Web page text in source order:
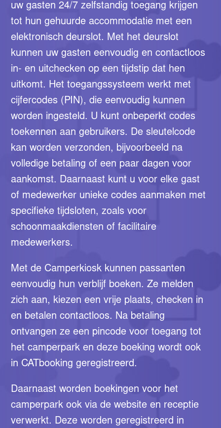
uw gasten 24/7 zelfstandig toegang krijgen
tot hun gehuurde accommodatie met een
elektronisch deurslot. Met het deurslot
kunnen uw gasten eenvoudig en contactloos
in- en uitchecken op een tijdstip dat hen
uitkomt. Het toegangssysteem werkt met
cijfercodes (PIN), die eenvoudig kunnen
worden ingesteld. U kunt onbeperkt codes
toekennen aan gebruikers. De sleutelcode
kan worden verzonden, bijvoorbeeld na
volledige betaling of een paar dagen voor
aankomst. Daarnaast kunt u voor elke gast
of medewerker unieke codes aanmaken met
specifieke tijdsloten, zoals voor
schoonmaakdiensten of facilitaire
medewerkers.
Met de Camperkiosk kunnen passanten
eenvoudig hun verblijf boeken. Ze melden
zich aan, kiezen een vrije plaats, checken in
en betalen contactloos. Na betaling
ontvangen ze een pincode voor toegang tot
het camperpark en deze boeking wordt ook
in CATbooking geregistreerd.
Daarnaast worden boekingen voor het
camperpark ook via de website en receptie
verwerkt. Deze worden geregistreerd in